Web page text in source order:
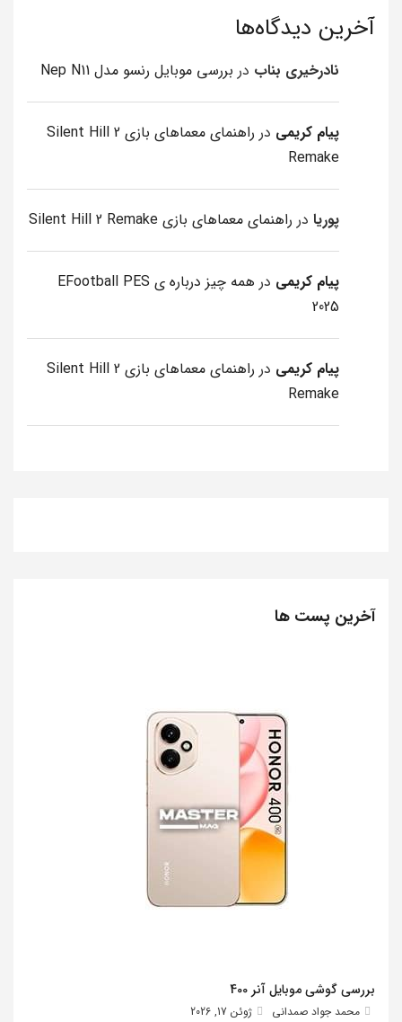
آخرین دیدگاه‌ها
نادرخیری بناب در بررسی موبایل رنسو مدل Nep N11
پیام کریمی در
راهنمای معماهای بازی Silent Hill 2
Remake
پوریا در راهنمای معماهای بازی Silent Hill 2 Remake
پیام کریمی در
همه چیز درباره ی EFootball PES
2025
پیام کریمی در
راهنمای معماهای بازی Silent Hill 2
Remake
آخرین پست ها
بررسی گوشی موبایل آنر 400
محمد جواد صمدانی ژوئن 17, 2026